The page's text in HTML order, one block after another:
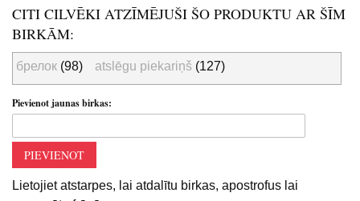
CITI CILVĒKI ATZĪMĒJUŠI ŠO PRODUKTU AR ŠĪM
BIRKĀM:
брелок (98) atslēgu piekariņš (127)
Pievienot jaunas birkas:
PIEVIENOT
Lietojiet atstarpes, lai atdalītu birkas, apostrofus lai